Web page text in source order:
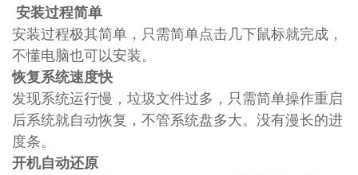
安装过程简单
安装过程极其简单，只需简单点击几下鼠标就完成，
不懂电脑也可以安装。
恢复系统速度快
发现系统运行慢，垃圾文件过多，只需简单操作重启
后系统就自动恢复，不管系统盘多大。没有漫长的进
度条。
开机自动还原